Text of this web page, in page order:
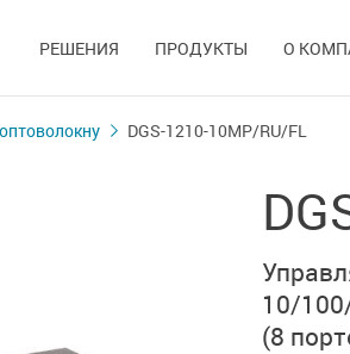
РЕШЕНИЯ ПРОДУКТЫ О
DGS-1210-10MP/RU/FL
10/
(8